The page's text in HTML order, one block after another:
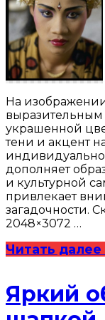
На
украшенной
тени и акцент
дополняет
и культурной
привлекает
загадочности.
2048×3072 …
Читать далее
Яркий